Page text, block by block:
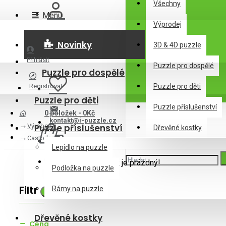
kontakt@i-puzzle.cz
Všechny
Výprodej
3D & 4D puzzle
Puzzle pro dospělé
Puzzle pro děti
Puzzle příslušenství
Dřevěné kostky
0 položek - 0Kč
Váš nákupní košík je prázdný!
Menu
Novinky
Puzzle pro dospělé
Puzzle pro děti
Puzzle příslušenství
Lepidlo na puzzle
Podložka na puzzle
Rámy na puzzle
Dřevěné kostky
Přihlásit
Registrovat
Výrobce
Castorland
Filtr Zrušit filtr
Cena